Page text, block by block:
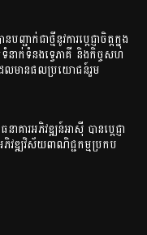
ជាក់ជាថ្មីនូវការប្តេជ្ញាចិត្តក្នុង
ទំនាក់ទំនងទ្វេភាគី និងកិច្ចសហ
លមានផលប្រយោជន៍រួម
គារអភិវឌ្ឍន៍អាស៊ី បានប្តេជ្ញា
អភិវឌ្ឍវិស័យពាណិជ្ជកម្មប្រកប